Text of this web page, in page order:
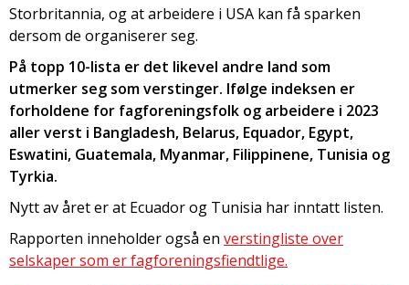
Storbritannia, og at arbeidere i USA kan få sparken
dersom de organiserer seg.
På topp 10-lista er det likevel andre land som
utmerker seg som verstinger. Ifølge indeksen er
forholdene for fagforeningsfolk og arbeidere i 2023
aller verst i Bangladesh, Belarus, Equador, Egypt,
Eswatini, Guatemala, Myanmar, Filippinene, Tunisia og
Tyrkia.
Nytt av året er at Ecuador og Tunisia har inntatt listen.
Rapporten inneholder også en verstingliste over
selskaper som er fagforeningsfiendtlige.